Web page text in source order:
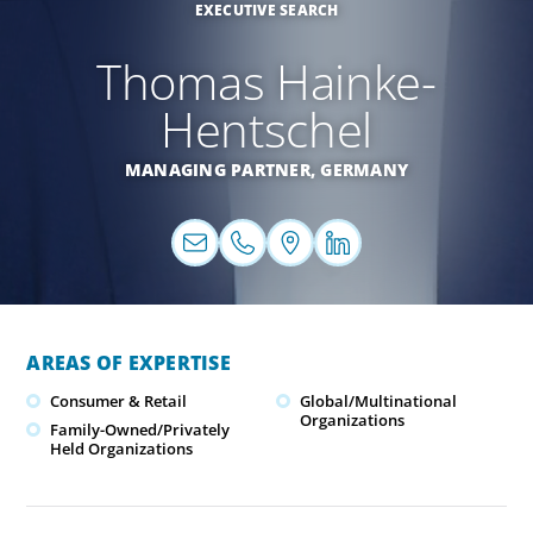
EXECUTIVE SEARCH
Thomas Hainke-
Hentschel
MANAGING PARTNER,GERMANY
AREAS OF EXPERTISE
Consumer & Retail
Family-Owned/Privately
Held Organizations
Global/Multinational
Organizations